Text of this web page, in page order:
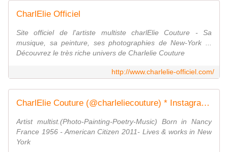
CharlElie Officiel
Site officiel de l'artiste multiste charlElie Couture - Sa
musique, sa peinture, ses photographies de New-York ...
Découvrez le très riche univers de Charlelie Couture
http://www.charlelie-officiel.com/
CharlElie Couture (@charleliecouture) * Instagram photos and videos
Artist multist.(Photo-Painting-Poetry-Music) Born in Nancy
France 1956 - American Citizen 2011- Lives & works in New
York